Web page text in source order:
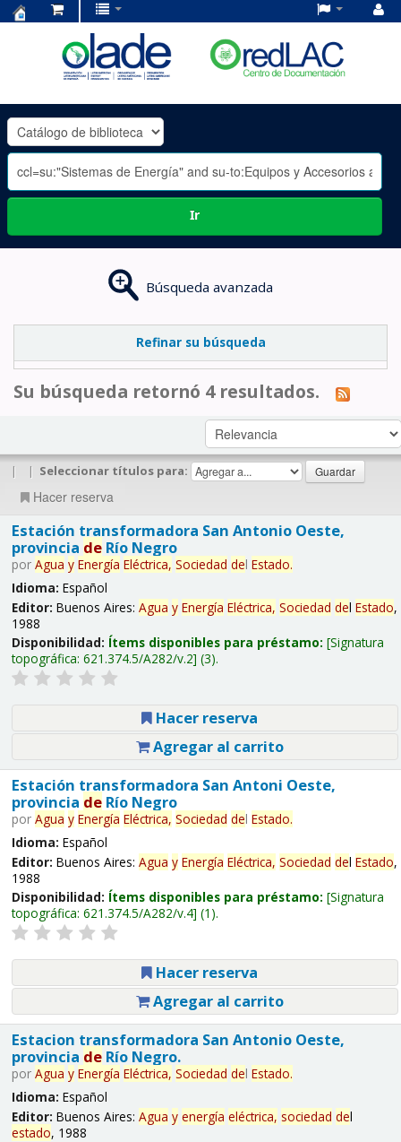
OLADE
-
Ir
Búsqueda avanzada
Refinar su búsqueda
Su búsqueda retornó 4 resultados.
| | Seleccionar títulos para:
Hacer reserva
Estación transformadora San Antonio Oeste,
provincia deRío Negro
por Agua y Energía Eléctrica, Sociedad del Estado.
Idioma: Español
Editor: Buenos Aires: Agua y Energía Eléctrica, Sociedad del Estado,
1988
Disponibilidad: Ítems disponibles para préstamo: Signatura
topográfica: 621.374.5/A282/v.2 (3).
Hacer reserva
Agregar al carrito
Estación transformadora San Antoni Oeste,
provincia deRío Negro
por Agua y Energía Eléctrica, Sociedad del Estado.
Idioma: Español
Editor: Buenos Aires: Agua y Energía Eléctrica, Sociedad del Estado,
1988
Disponibilidad: Ítems disponibles para préstamo: Signatura
topográfica: 621.374.5/A282/v.4 (1).
Hacer reserva
Agregar al carrito
Estacion transformadora San Antonio Oeste,
provincia deRío Negro.
por Agua y Energía Eléctrica, Sociedad del Estado.
Idioma: Español
Editor: Buenos Aires: Agua y energía eléctrica, sociedad del
estado, 1988